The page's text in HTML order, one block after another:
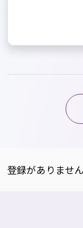
登録がありません